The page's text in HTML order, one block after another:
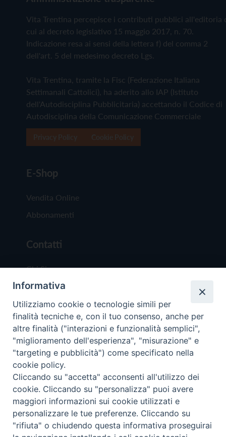
Vita Trentina percepisce i contributi pubblici all'editoria
cui al decreto legislativo 15 maggio 2017, n. 70.
Indicazione resa ai sensi della lettera f) del comma 2
dell'art. 5 del medesimo decreto Lgs.
Vita Trentina, tramite la Fisc (Federazione Italiana
Settimanali Cattolici), ha aderito allo IAP (Istituto
dell'Autodisciplina Pubblicitaria) accettando il Codice di
Autodisciplina della Comunicazione Commerciale
E-Shop
Vendita Online
Abbonamenti
Contatti
Chi Siamo
Redazione
Scrivici
Copyright © 2019 - Tutti i diritti riservati - Vita
Trentina Editrice
Privacy Policy
Torna
Informativa
Utilizziamo cookie o tecnologie simili per
finalità tecniche e, con il tuo consenso, anche per
altre finalità ("interazioni e funzionalità semplici",
"miglioramento dell'esperienza", "misurazione" e
"targeting e pubblicità") come specificato nella
cookie policy.
Cliccando su "accetta" acconsenti all'utilizzo dei
cookie. Cliccando su "personalizza" puoi avere
maggiori informazioni sui cookie utilizzati e
personalizzare le tue preferenze. Cliccando su
"rifiuta" o chiudendo questa informativa proseguirai